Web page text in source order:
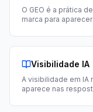
O GEO é a prática
marca para
Visibilidade IA
A visibilidade em IA
aparece nas